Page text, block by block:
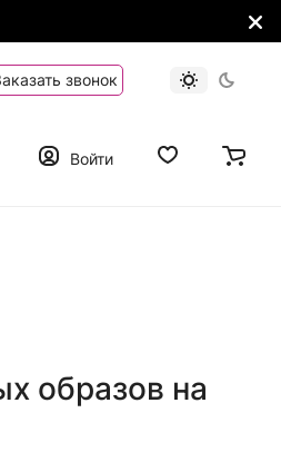
звонок
Войти
образов на